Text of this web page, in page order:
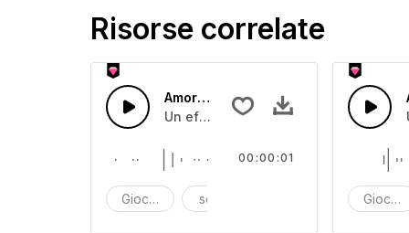
Risorse correlate
Amore5
Un effetto sonoro di scatola
Giocattolo scatola dei giocattolieffetto sonoro
00:00:01